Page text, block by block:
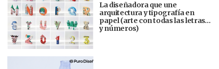
La diseñadora que une
arquitectura y tipografía en
papel (arte con todas las letras…
y números)